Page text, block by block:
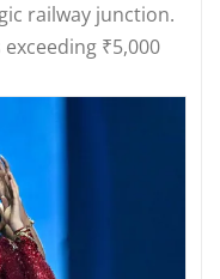
railway junction.
₹5,000